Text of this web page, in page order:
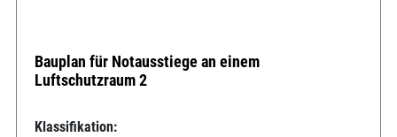
Bauplan für Notausstiege an einem
Luftschutzraum 2
Klassifikation: